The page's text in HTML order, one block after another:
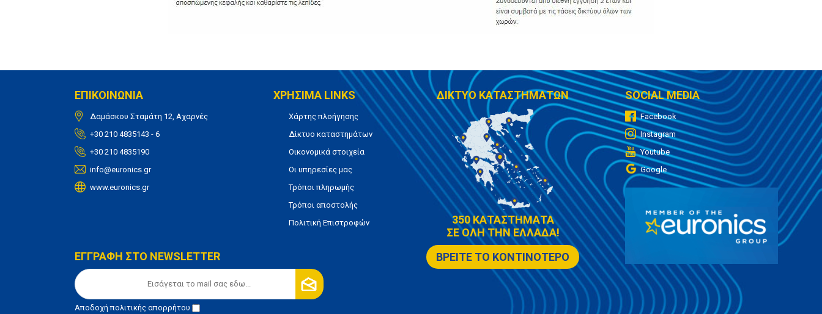
ΕΠΙΚΟΙΝΩΝΙΑ
Δαμάσκου Σταμάτη 12, Αχαρνές
+30 210 4835143 - 6
+30 210 4835190
info@euronics.gr
www.euronics.gr
ΧΡΗΣΙΜΑ LINKS
Χάρτης πλοήγησης
Δίκτυο καταστημάτων
Οικονομικά στοιχεία
Οι υπηρεσίες μας
Τρόποι πληρωμής
Τρόποι αποστολής
Πολιτική Επιστροφών
ΕΓΓΡΑΦΗ ΣΤΟ NEWSLETTER
Αποδοχήπολιτικής απορρήτου
ΔΙΚΤΥΟ ΚΑΤΑΣΤΗΜΑΤΩΝ
350 ΚΑΤΑΣΤΗΜΑΤΑ
ΣΕ ΟΛΗ ΤΗΝ ΕΛΛΑΔΑ!
ΒΡΕΙΤΕ ΤΟ ΚΟΝΤΙΝΟΤΕΡΟ
SOCIAL MEDIA
Facebook
Instagram
Youtube
Google